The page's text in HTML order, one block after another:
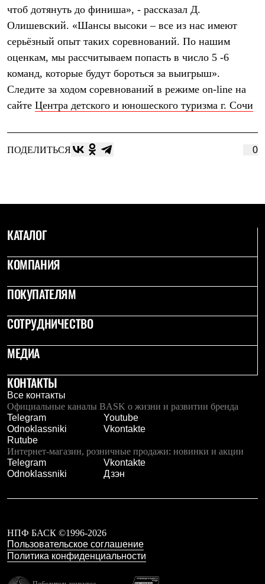
Городские
Аксессуары для рюкзаков
Спальные мешки
Пуховые
Комбинированные
С синтетическим утеплителем
Аксессуары для спальников
Сумки и баулы
Баулы
Кошельки
Книги
Мужская обувь
Ботинки
Сапоги
Гамаши
Бахилы
Тапочки
Чуни
Аксессуары
Шапки
Балаклавы и маски
Кепки и бейсболки
Повязки
Шарфы
Панамы
Перчатки и рукавицы
Перчатки
Рукавицы
Носки
Брелки
Опушки
Термоковрики
Уход за одеждой
Коллекции
чтоб дотянуть до финиша», - рассказал Д.
Олишевский. «Шансы высоки – все из нас имеют
серьёзный опыт таких соревнований. По нашим
оценкам, мы рассчитываем попасть в число 5 -6
команд, которые будут бороться за выигрыш».
Следите за ходом соревнований в режиме on-line на
сайте Центра детского и юношеского туризма г. Сочи
ПОДЕЛИТЬСЯ 0
КАТАЛОГ
КОМПАНИЯ
ПОКУПАТЕЛЯМ
СОТРУДНИЧЕСТВО
МЕДИА
КОНТАКТЫ
Все контакты
Официальные каналы BASK о жизни и развитии бренда
Telegram
Youtube
Odnoklassniki
Vkontakte
Rutube
Интернет-магазин, розничные продажи: новинки и акции
Telegram
Vkontakte
Odnoklassniki
Дзэн
НПФ БАСК ©1996-2026
Пользовательское соглашение
Политика конфиденциальности